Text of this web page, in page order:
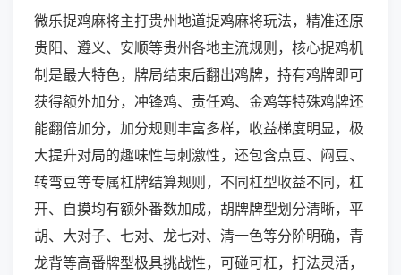
微乐捉鸡麻将主打贵州地道捉鸡麻将玩法，精准还原
贵阳、遵义、安顺等贵州各地主流规则，核心捉鸡机
制是最大特色，牌局结束后翻出鸡牌，持有鸡牌即可
获得额外加分，冲锋鸡、责任鸡、金鸡等特殊鸡牌还
能翻倍加分，加分规则丰富多样，收益梯度明显，极
大提升对局的趣味性与刺激性，还包含点豆、闷豆、
转弯豆等专属杠牌结算规则，不同杠型收益不同，杠
开、自摸均有额外番数加成，胡牌牌型划分清晰，平
胡、大对子、七对、龙七对、清一色等分阶明确，青
龙背等高番牌型极具挑战性，可碰可杠，打法灵活，